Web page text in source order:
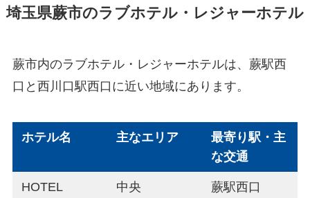
埼玉県蕨市のラブホテル・レジャーホテル
蕨市内のラブホテル・レジャーホテルは、蕨駅西
口と西川口駅西口に近い地域にあります。
ホテル名 主なエリア
最寄り駅・主
な交通
HOTEL
中央 蕨駅西口